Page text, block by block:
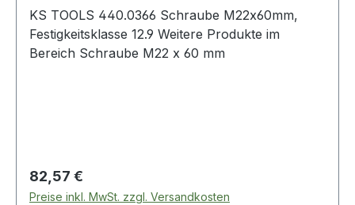
KS TOOLS 440.0366 Schraube M22x60mm,
Festigkeitsklasse 12.9 Weitere Produkte im
Bereich Schraube M22 x 60 mm
Regulärer Preis:
82,57 €
Preise inkl. MwSt. zzgl. Versandkosten